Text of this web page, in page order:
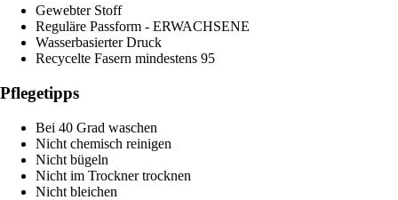
Gewebter Stoff
Reguläre Passform - ERWACHSENE
Wasserbasierter Druck
Recycelte Fasern mindestens 95
Pflegetipps
Bei 40 Grad waschen
Nicht chemisch reinigen
Nicht bügeln
Nicht im Trockner trocknen
Nicht bleichen